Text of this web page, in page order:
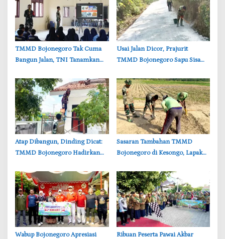
‎TMMD Bojonegoro Tak Cuma
Bangun Jalan, TNI Tanamkan
Kesongo
‎Usai Jalan Dicor, Prajurit
TMMD Bojonegoro Sapu Sisa
‎Atap Dibangun, Dinding Dicat:
TMMD Bojonegoro Hadirkan
‎Sasaran Tambahan TMMD
Bojonegoro di Kesongo, Lapak
‎Wabup Bojonegoro Apresiasi
‎Ribuan Peserta Pawai Akbar